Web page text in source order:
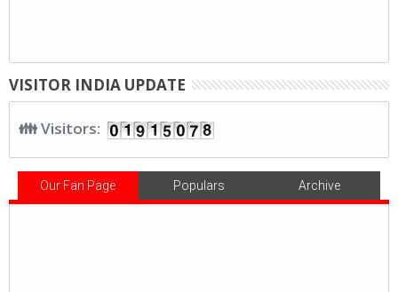
VISITOR INDIA UPDATE
👪 Visitors:
Our Fan Page Populars Archive